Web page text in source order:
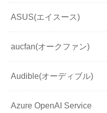
ASUS(エイスース)
aucfan(オークファン)
Audible(オーディブル)
Azure OpenAI Service